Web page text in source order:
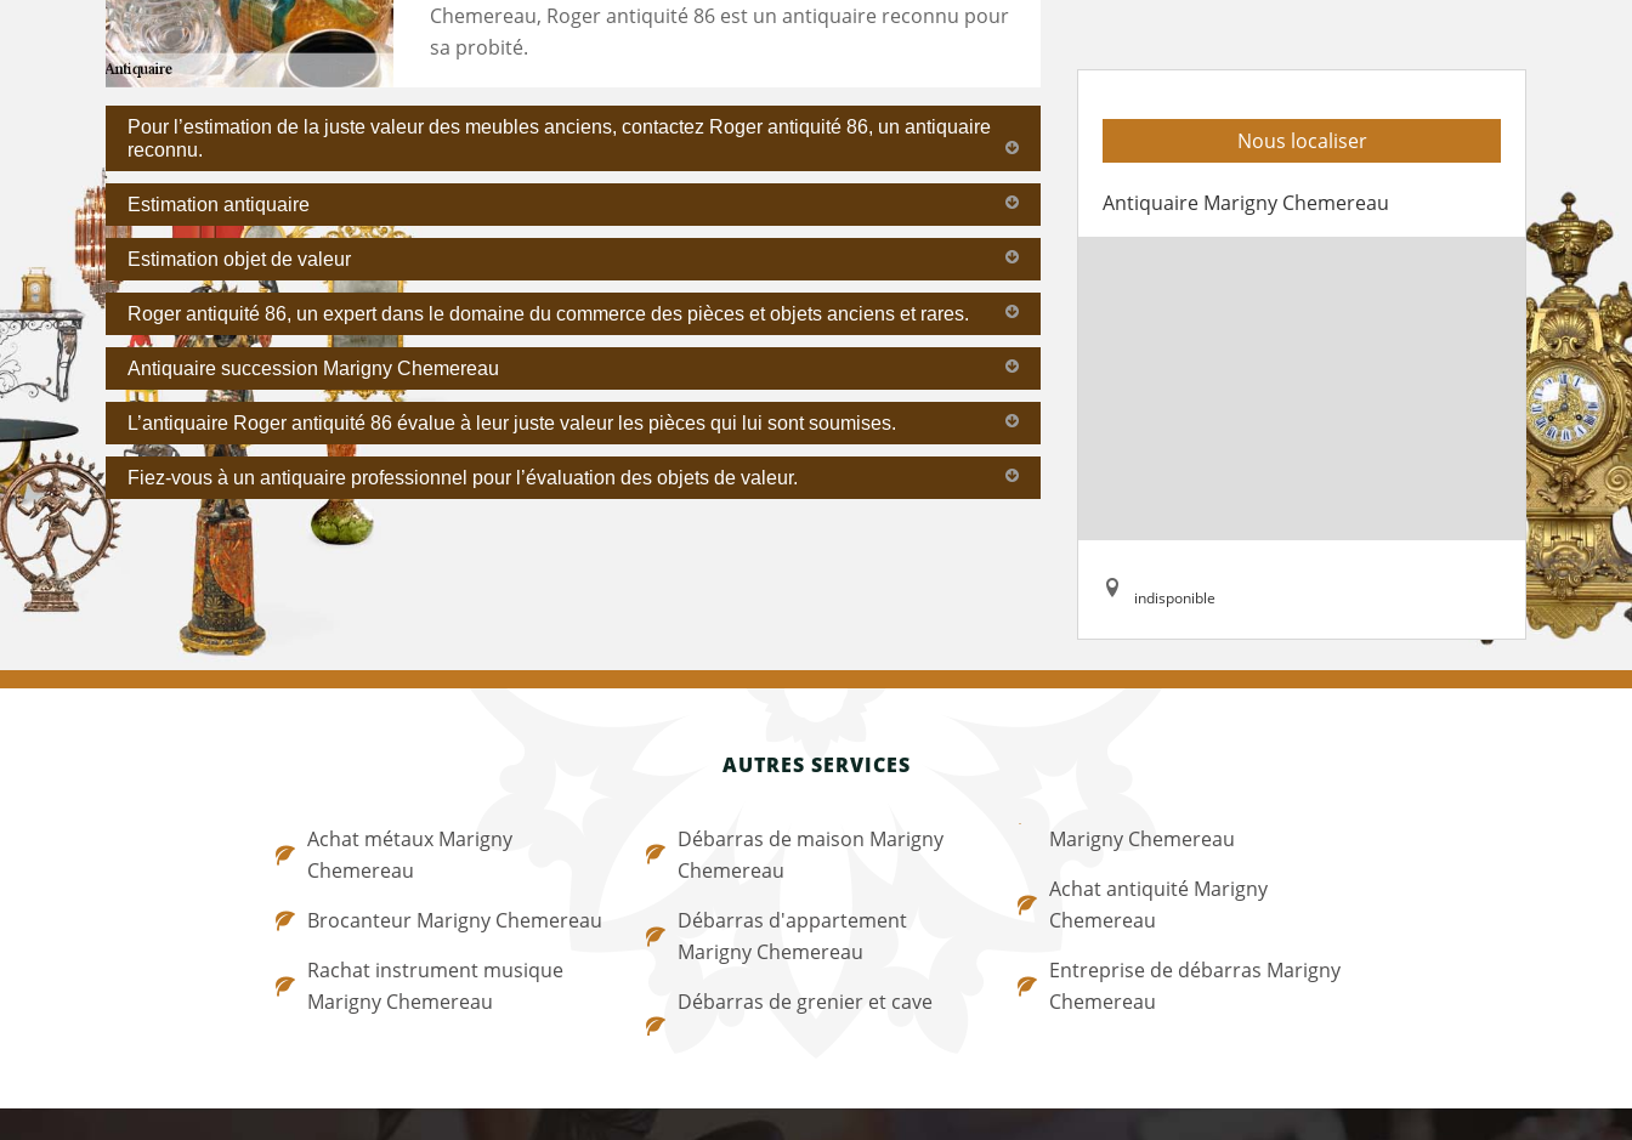
Chemereau, Roger antiquité 86 est un antiquaire reconnu pour
sa probité.
Pour l’estimation de la juste valeur des meubles anciens, contactez Roger antiquité 86, un antiquaire
reconnu.
Estimation antiquaire
Estimation objet de valeur
Roger antiquité 86, un expert dans le domaine du commerce des pièces et objets anciens et rares.
Antiquaire succession Marigny Chemereau
L’antiquaire Roger antiquité 86 évalue à leur juste valeur les pièces qui lui sont soumises.
Fiez-vous à un antiquaire professionnel pour l’évaluation des objets de valeur.
Nous localiser
Antiquaire Marigny Chemereau
indisponible
AUTRES SERVICES
Achat métaux Marigny
Chemereau
Brocanteur Marigny Chemereau
Rachat instrument musique
Marigny Chemereau
Débarras de maison Marigny
Chemereau
Débarras d'appartement
Marigny Chemereau
Débarras de grenier et cave
Marigny Chemereau
Achat antiquité Marigny
Chemereau
Entreprise de débarras Marigny
Chemereau